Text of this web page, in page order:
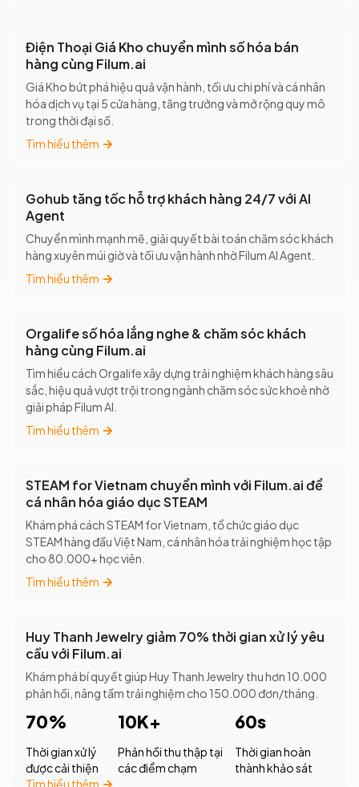
Điện Thoại Giá Kho chuyển mình số hóa bán
hàng cùng Filum.ai
Giá Kho bứt phá hiệu quả vận hành, tối ưu chi phí và cá nhân
hóa dịch vụ tại 5 cửa hàng, tăng trưởng và mở rộng quy mô
trong thời đại số.
Tìm hiểu thêm
Gohub tăng tốc hỗ trợ khách hàng 24/7 với AI
Agent
Chuyển mình mạnh mẽ, giải quyết bài toán chăm sóc khách
hàng xuyên múi giờ và tối ưu vận hành nhờ Filum AI Agent.
Tìm hiểu thêm
Orgalife số hóa lắng nghe & chăm sóc khách
hàng cùng Filum.ai
Tìm hiểu cách Orgalife xây dựng trải nghiệm khách hàng sâu
sắc, hiệu quả vượt trội trong ngành chăm sóc sức khoẻ nhờ
giải pháp Filum AI.
Tìm hiểu thêm
STEAM for Vietnam chuyển mình với Filum.ai để
cá nhân hóa giáo dục STEAM
Khám phá cách STEAM for Vietnam, tổ chức giáo dục
STEAM hàng đầu Việt Nam, cá nhân hóa trải nghiệm học tập
cho 80.000+ học viên.
Tìm hiểu thêm
Huy Thanh Jewelry giảm 70% thời gian xử lý yêu
cầu với Filum.ai
Khám phá bí quyết giúp Huy Thanh Jewelry thu hơn 10.000
phản hồi, nâng tầm trải nghiệm cho 150.000 đơn/tháng.
70%
Thời gian xử lý
được cải thiện
10K+
Phản hồi thu thập tại
các điểm chạm
60s
Thời gian hoàn
thành khảo sát
Tìm hiểu thêm